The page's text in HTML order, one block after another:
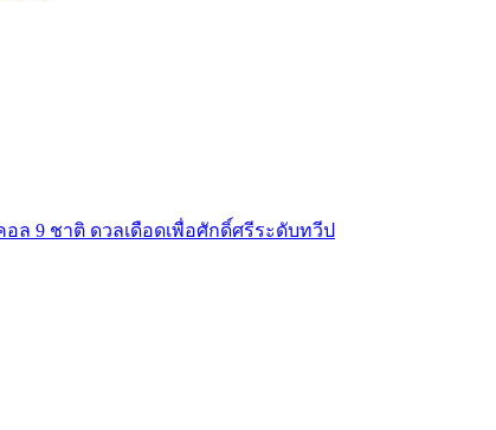
อล 9 ชาติ ดวลเดือดเพื่อศักดิ์ศรีระดับทวีป